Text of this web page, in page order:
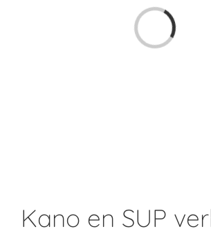
FAQ items
aan het
laden...
Kano en SUP